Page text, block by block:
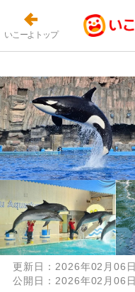
いこーよトップ
更新日： 2026年02月06日
公開日： 2026年02月06日